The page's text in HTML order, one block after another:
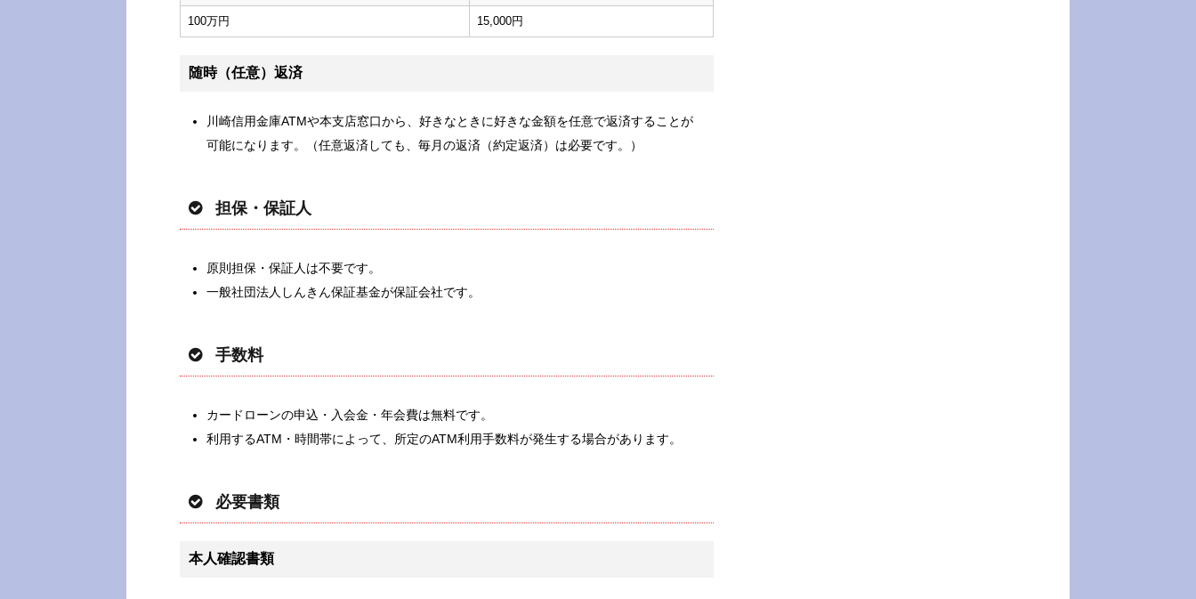
100万円 15,000円
随時（任意）返済
川崎信用金庫ATMや本支店窓口から、好きなときに好きな金額を任意で返済することが
可能になります。（任意返済しても、毎月の返済（約定返済）は必要です。）
担保・保証人
原則担保・保証人は不要です。
一般社団法人しんきん保証基金が保証会社です。
手数料
カードローンの申込・入会金・年会費は無料です。
利用するATM・時間帯によって、所定のATM利用手数料が発生する場合があります。
必要書類
本人確認書類